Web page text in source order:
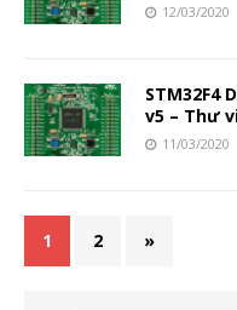
12/03/2020
STM32F4
v5 – Thư
11/03/2020
1 2 »